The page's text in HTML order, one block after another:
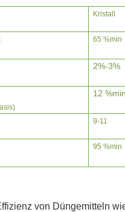
Kristall
65 %min
2%-3%
12 %min
9-11
95 %min
von Düngemitteln